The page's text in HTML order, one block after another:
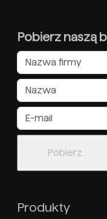
Pobierz naszą
Produkty